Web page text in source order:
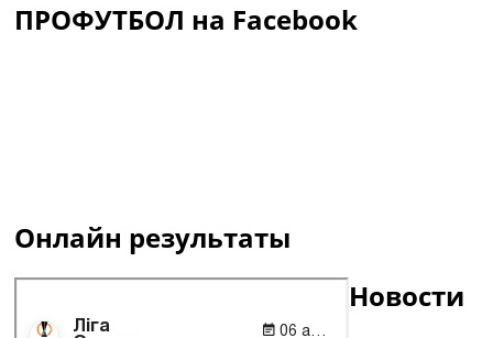
ПРОФУТБОЛ на Facebook
Онлайн результаты
Новости